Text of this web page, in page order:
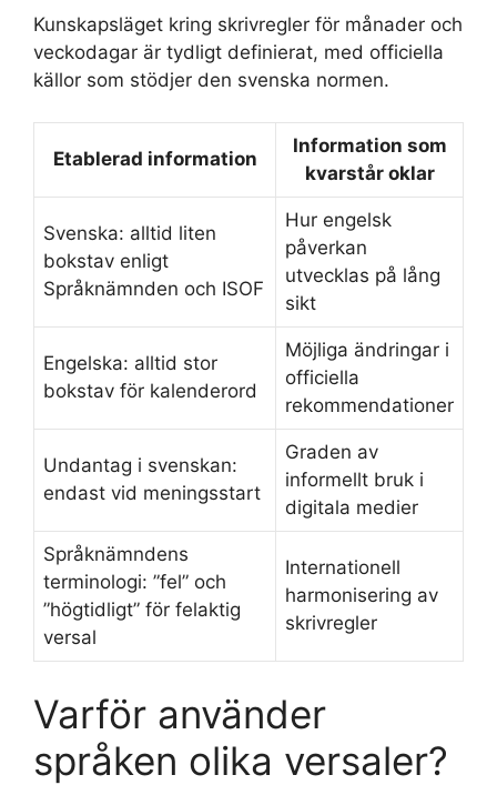
Kunskapsläget kring skrivregler för månader och
veckodagar är tydligt definierat, med officiella
källor som stödjer den svenska normen.
Etablerad information
Information som
kvarstår oklar
Svenska: alltid liten
bokstav enligt
Språknämnden och ISOF
Hur engelsk
påverkan
utvecklas på lång
sikt
Engelska: alltid stor
bokstav för kalenderord
Möjliga ändringar i
officiella
rekommendationer
Undantag i svenskan:
endast vid meningsstart
Graden av
informellt bruk i
digitala medier
Språknämndens
terminologi: ”fel” och
”högtidligt” för felaktig
versal
Internationell
harmonisering av
skrivregler
Varför använder
språken olika versaler?